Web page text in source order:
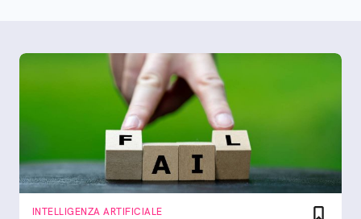
INTELLIGENZA ARTIFICIALE